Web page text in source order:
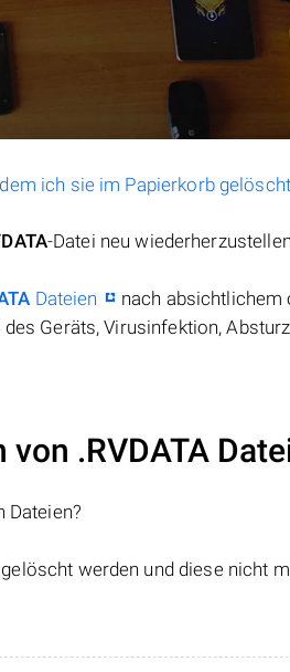
ich sie im Papierkorb
-Datei neu
Dateien
nach absichtlichem
Geräts, Virusinfektion,
.RVDATA
Dateien?
werden und diese nicht